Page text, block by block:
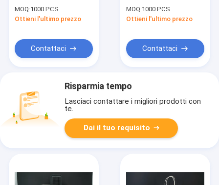
manicotto FSC
MOQ:1000 PCS
Ottieni l'ultimo prezzo
Contattaci
MOQ:1000 PCS
Ottieni l'ultimo prezzo
Contattaci
Risparmia tempo
Lasciaci contattare i migliori prodotti con
te.
Dai il tuo requisito